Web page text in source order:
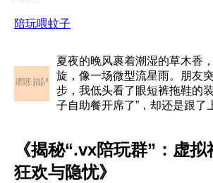
陪玩喂蚊子
夏夜的晚风裹着潮湿的草木香
旋，像一场微型流星雨。朋友
步，我低头看了眼短裤拖鞋的
子自助餐开席了”，却还是跟了
《揭秘“.vx陪玩群”：虚
狂欢与隐忧》